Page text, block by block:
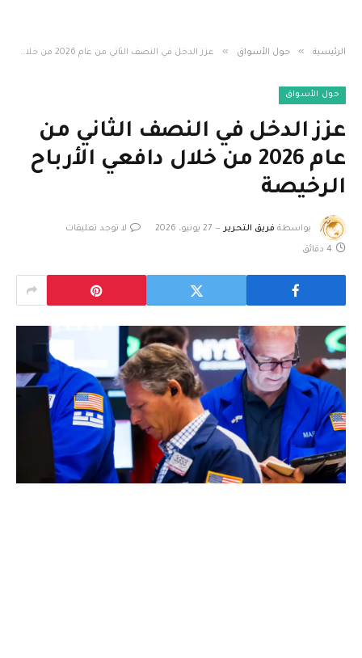
الرئيسية » حول الأسواق » عزز الدخل في النصف الثاني من عام 2026 من خلال دافعي الأرباح الرخيصة
حول الأسواق
عزز الدخل في النصف الثاني من
عام 2026 من خلال دافعي الأرباح
الرخيصة
بواسطة فريق التحرير 27 يونيو، 2026 لا توجد تعليقات
4 دقائق